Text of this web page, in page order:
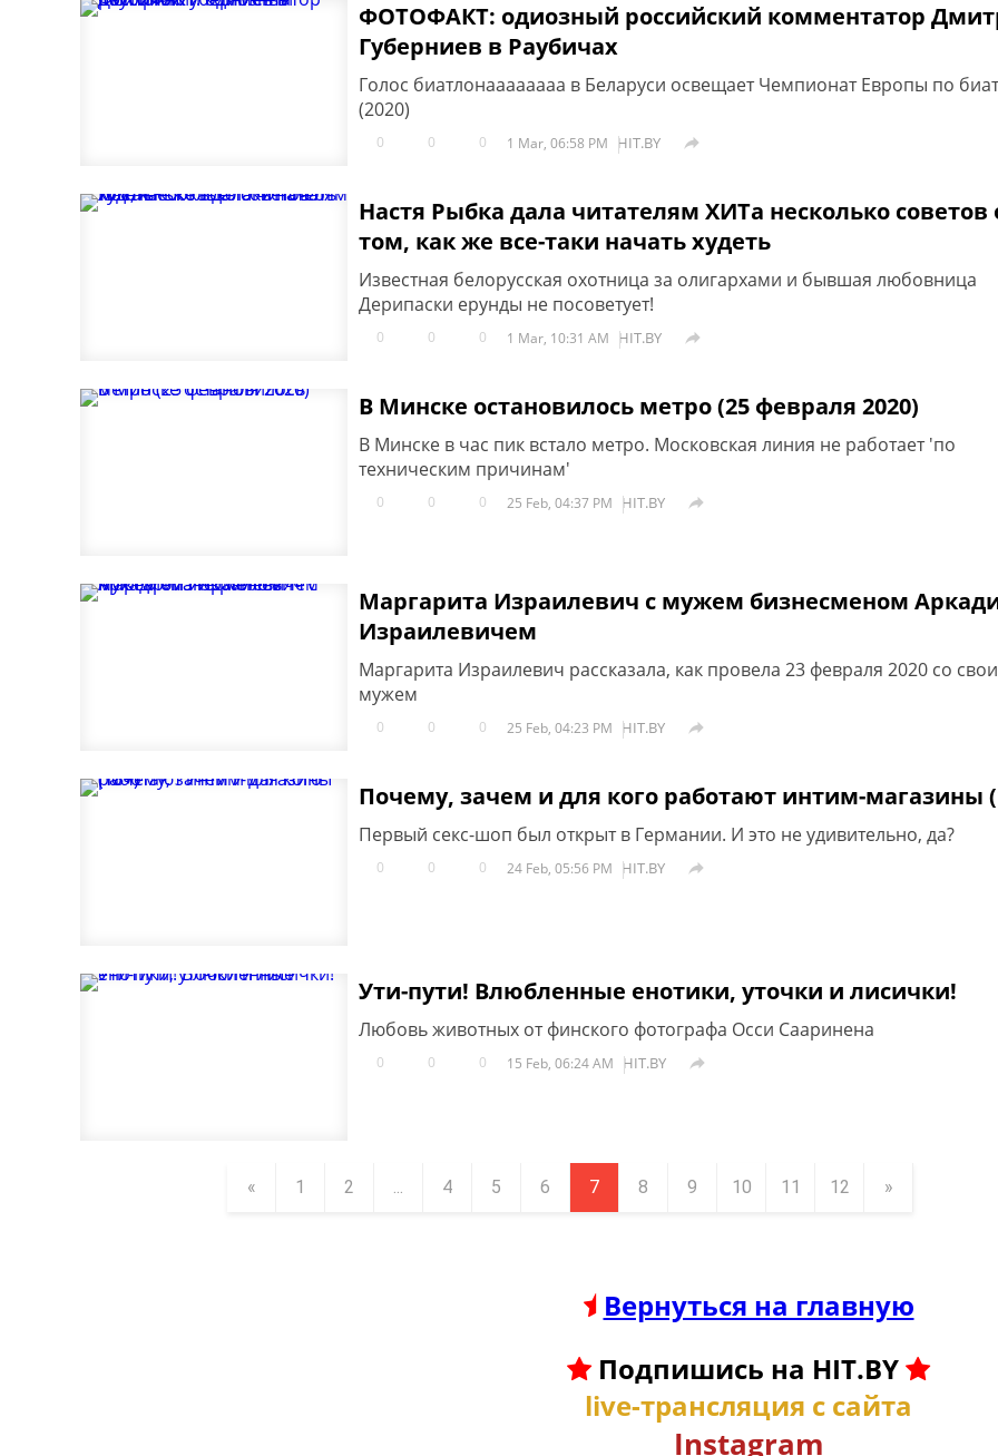
ФОТОФАКТ: одиозный российский комментатор
Губерниев в Раубичах
Голос биатлонаааааааа в Беларуси освещает Чемпионат Европы по
(2020)
0 0 0 1 Mar, 06:58 PM HIT.BY 
Настя Рыбка дала читателям ХИТа несколько советов
том, как же все-таки начать худеть
Известная белорусская охотница за олигархами и бывшая любовница
Дерипаски ерунды не посоветует!
0 0 0 1 Mar, 10:31 AM HIT.BY 
В Минске остановилось метро (25 февраля 2020)
В Минске в час пик встало метро. Московская линия не работает 'по
техническим причинам'
0 0 0 25 Feb, 04:37 PM HIT.BY 
Маргарита Израилевич с мужем бизнесменом
Израилевичем
Маргарита Израилевич рассказала, как провела 23 февраля 2020 со
мужем
0 0 0 25 Feb, 04:23 PM HIT.BY 
Почему, зачем и для кого работают интим-магазины
Первый секс-шоп был открыт в Германии. И это не удивительно, да?
0 0 0 24 Feb, 05:56 PM HIT.BY 
Ути-пути! Влюбленные енотики, уточки и лисички!
Любовь животных от финского фотографа Осси Сааринена
0 0 0 15 Feb, 06:24 AM HIT.BY 
« 1 2 ... 4 5 6 7 8 9 10 11 12 »
Вернуться на главную
Подпишись на HIT.BY
live-трансляция с сайта
Instagram